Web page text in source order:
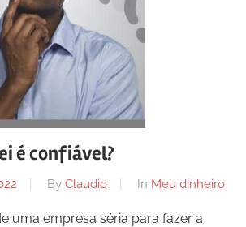
é confiável?
By Claudio In Meu dinheiro
uma empresa séria para fazer a